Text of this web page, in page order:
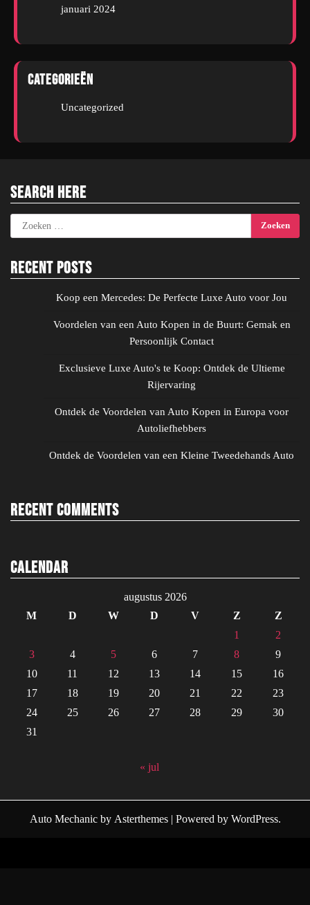
januari 2024
Categorieën
Uncategorized
Search Here
Zoeken
naar:
Recent Posts
Koop een Mercedes: De Perfecte Luxe Auto voor Jou
Voordelen van een Auto Kopen in de Buurt: Gemak en
Persoonlijk Contact
Exclusieve Luxe Auto's te Koop: Ontdek de Ultieme
Rijervaring
Ontdek de Voordelen van Auto Kopen in Europa voor
Autoliefhebbers
Ontdek de Voordelen van een Kleine Tweedehands Auto
Recent Comments
Calendar
augustus 2026
M
D W D V Z
Z
1
2
3
4 5 6 7 8
9
10
11 12 13 14 15
16
17
18 19 20 21 22
23
24
25 26 27 28 29
30
31
« jul
Auto Mechanicby Asterthemes| Powered by WordPress.